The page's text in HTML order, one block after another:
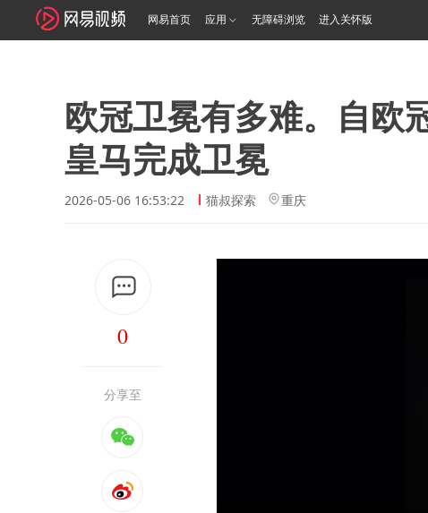
网易首页 应用 无障碍浏览 进入关怀版
欧冠卫冕有多难。自欧
皇马完成卫冕
2026-05-06 16:53:22 猫叔探索 重庆
0
分享至